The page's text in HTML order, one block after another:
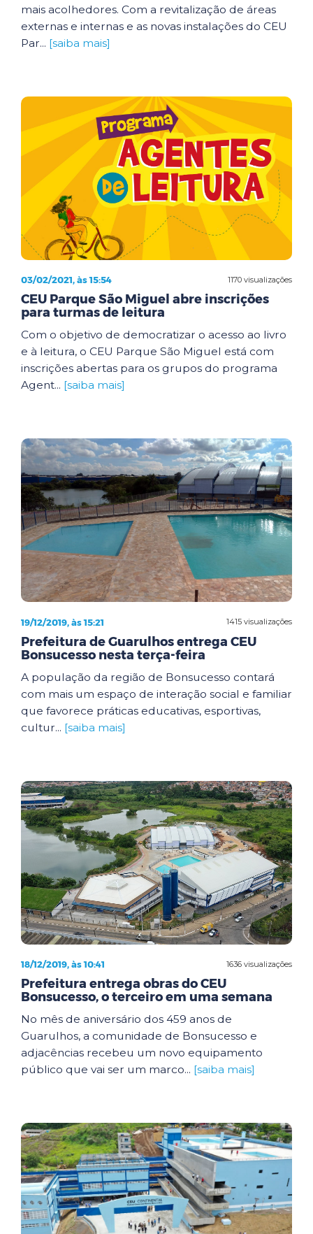
mais acolhedores. Com a revitalização de áreas
externas e internas e as novas instalações do CEU
Par... [saiba mais]
1170 visualizações
03/02/2021, às 15:54
CEU Parque São Miguel abre inscrições
para turmas de leitura
Com o objetivo de democratizar o acesso ao livro
e à leitura, o CEU Parque São Miguel está com
inscrições abertas para os grupos do programa
Agent... [saiba mais]
1415 visualizações
19/12/2019, às 15:21
Prefeitura de Guarulhos entrega CEU
Bonsucesso nesta terça-feira
A população da região de Bonsucesso contará
com mais um espaço de interação social e familiar
que favorece práticas educativas, esportivas,
cultur... [saiba mais]
1636 visualizações
18/12/2019, às 10:41
Prefeitura entrega obras do CEU
Bonsucesso, o terceiro em uma semana
No mês de aniversário dos 459 anos de
Guarulhos, a comunidade de Bonsucesso e
adjacências recebeu um novo equipamento
público que vai ser um marco... [saiba mais]